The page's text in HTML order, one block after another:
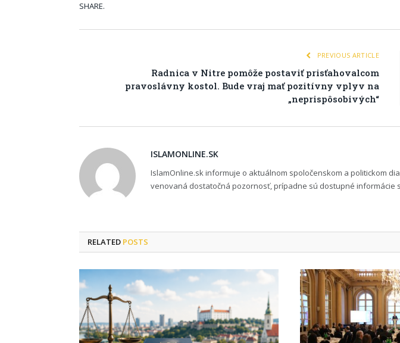
SHARE.
PREVIOUS ARTICLE
Radnica v Nitre pomôže postaviť prisťahovalcom
pravoslávny kostol. Bude vraj mať pozitívny vplyv na
„neprispôsobivých“
ISLAMONLINE.SK
IslamOnline.sk informuje o aktuálnom spoločenskom a politickom
venovaná dostatočná pozornosť, prípadne sú dostupné informácie
RELATED POSTS